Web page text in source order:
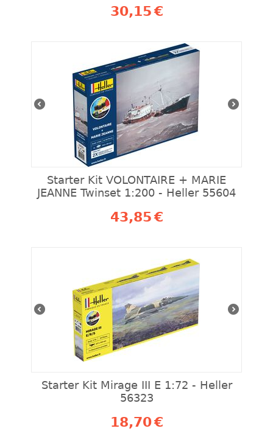
30,15€
Starter Kit VOLONTAIRE + MARIE
JEANNE Twinset 1:200 - Heller 55604
43,85€
Starter Kit Mirage III E 1:72 - Heller
56323
18,70€